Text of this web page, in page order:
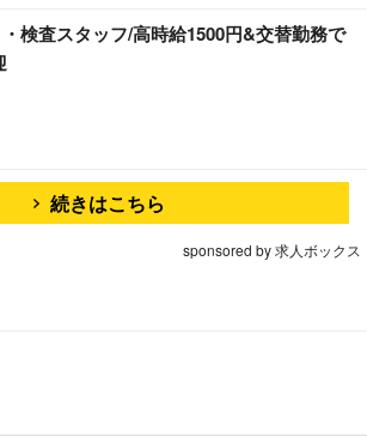
検査スタッフ/高時給1500円&交替勤務で
続きはこちら
sponsored by 求人ボックス